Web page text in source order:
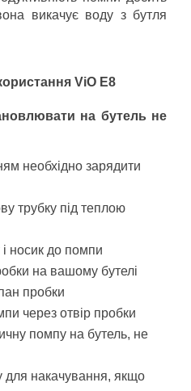
викачує воду з бутля
ViO E8
на бутель не
необхідно зарядити
трубку під теплою
носик до помпи
на вашому бутелі
пробки
через отвір пробки
помпу на бутель, не
для накачування, якщо